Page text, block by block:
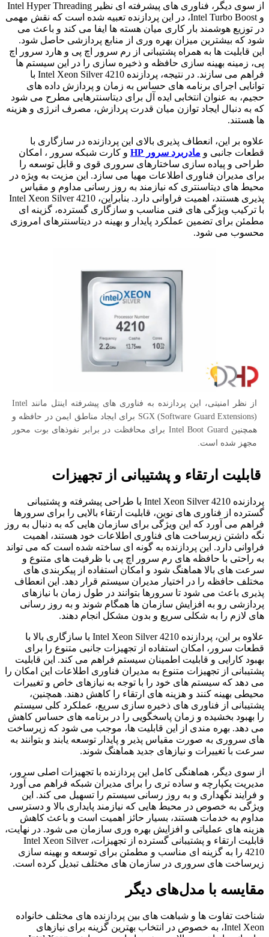
از سوی دیگر، فناوری های پیشرفته ای نظیر Intel Hyper Threading
و Intel Turbo Boost، در این پردازنده تعبیه شده است که نقش مهمی
در توزیع هوشمند بار کاری میان هسته ها ایفا می کند و باعث می
شود که بیشترین میزان بهره وری از منابع پردازشی حاصل شود.
این قابلیت ها به همراه پشتیبانی از رم سرور اچ پی و هارد سرور اچ
پی، زمینه بهینه سازی حافظه و ذخیره سازی را در این سیستم ها
فراهم می سازند. در نتیجه، پردازنده Intel Xeon Silver 4210 با
توانایی اجرای برنامه های حساس به زمان و پردازش داده های
حجیم، به عنوان انتخابی ایده آل برای دیتاسنترهایی مطرح می شود
که به دنبال ایجاد توازن میان قدرت پردازش، مصرف انرژی و هزینه
ها هستند.
علاوه بر این، انعطاف پذیری بالای این پردازنده در سازگاری با
قطعات جانبی و مادربرد سرور HP
و کارت شبکه سرور ، امکان
طراحی و پیاده سازی ساختارهای سروری قوی و قابل توسعه را
برای مدیران فناوری اطلاعات مهیا می سازد. این مزیت به ویژه در
محیط های دیتاسنتری که نیازمند به روز رسانی مداوم و مقیاس
پذیری هستند، اهمیت فراوانی دارد. بنابراین، Intel Xeon Silver 4210
با ترکیب ویژگی های فنی مناسب و سازگاری گسترده، گزینه ای
مطمئن برای تضمین عملکرد پایدار و بهینه در دیتاسنترهای امروزی
محسوب می شود.
از نظر امنیتی، این پردازنده به فناوری های پیشرفته اینتل مانند Intel
SGX (Software Guard Extensions) برای ایجاد مناطق ایمن در حافظه و
همچنین Intel Boot Guard برای محافظت در برابر نفوذهای بوت محور
مجهز شده است.
قابلیت ارتقاء و پشتیبانی از تجهیزات
پردازنده Intel Xeon Silver 4210 با طراحی پیشرفته و پشتیبانی
گسترده از فناوری های نوین، قابلیت ارتقاء بالایی را برای سرورها
فراهم می آورد که این ویژگی برای سازمان هایی که به دنبال به روز
نگه داشتن زیرساخت های فناوری اطلاعات خود هستند، اهمیت
فراوانی دارد. این پردازنده به گونه ای ساخته شده است که می تواند
به راحتی با حافظه های رم سرور اچ پی با ظرفیت های متنوع و
سرعت های بالا هماهنگ شود و امکان استفاده از پیکربندی های
مختلف حافظه را در اختیار مدیران سیستم قرار دهد. این انعطاف
پذیری باعث می شود تا سرورها بتوانند در طول زمان با نیازهای
پردازشی رو به افزایش سازمان ها همگام شوند و به روز رسانی
های لازم را به شکلی سریع و بدون مشکل انجام دهند.
علاوه بر این، پردازنده Intel Xeon Silver 4210 با سازگاری بالا با
قطعات سرور، امکان استفاده از تجهیزات جانبی متنوع را برای
بهبود کارایی و قابلیت اطمینان سیستم فراهم می کند. این قابلیت
پشتیبانی از تجهیزات متنوع به مدیران فناوری اطلاعات این امکان را
می دهد که سیستم های خود را با توجه به نیازهای خاص و تغییرات
محیطی بهینه کنند و هزینه های ارتقاء را کاهش دهند. همچنین،
پشتیبانی از فناوری های ذخیره سازی سریع، عملکرد کلی سیستم
را بهبود بخشیده و زمان پاسخگویی را در برنامه های حساس کاهش
می دهد. بهره مندی از این قابلیت ها، موجب می شود که زیرساخت
های سروری به صورت مقیاس پذیر و پایدار توسعه یابند و بتوانند به
سرعت با تغییرات و نیازهای جدید هماهنگ شوند.
از سوی دیگر، هماهنگی کامل این پردازنده با تجهیزات اصلی سرور،
مدیریت یکپارچه و ساده تری را برای مدیران شبکه فراهم می آورد
و فرایند نگهداری و به روز رسانی سیستم را تسهیل می کند. این
ویژگی به خصوص در محیط هایی که نیازمند پایداری بالا و دسترسی
مداوم به خدمات هستند، بسیار حائز اهمیت است و باعث کاهش
هزینه های عملیاتی و افزایش بهره وری سازمان می شود. در نهایت،
قابلیت ارتقاء و پشتیبانی گسترده از تجهیزات، Intel Xeon Silver
4210 را به گزینه ای مناسب و مطمئن برای توسعه و بهینه سازی
زیرساخت های سروری در سازمان های مختلف تبدیل کرده است.
مقایسه با مدل‌های دیگر
شناخت تفاوت ها و شباهت های بین پردازنده های مختلف خانواده
Intel Xeon، به خصوص در انتخاب بهترین گزینه برای نیازهای